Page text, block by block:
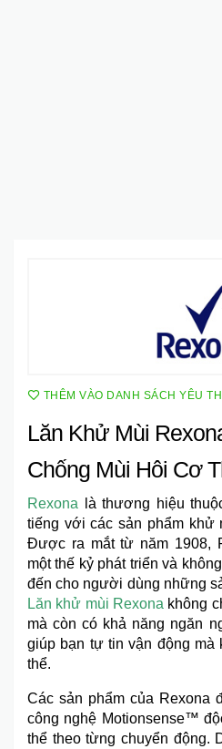
THÊM VÀO DANH SÁCH YÊU
Lăn Khử Mùi
Chống Mùi Hôi Cơ
Rexona là thương hiệu
tiếng với các sản phẩm khử
Được ra mắt từ năm 1908,
một thế kỷ phát triển và
đến cho người dùng những
Lăn khử mùi Rexona không
mà còn có khả năng ngăn
giúp bạn tự tin vận động mà
thể.
Các sản phẩm của Rexona
công nghệ Motionsense™
thể theo từng chuyển động.